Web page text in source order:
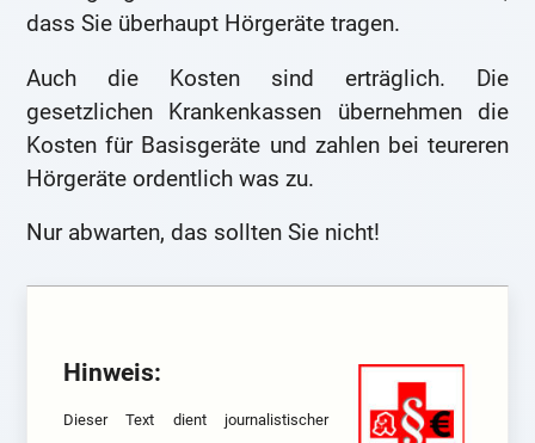
dass Sie überhaupt Hörgeräte tragen.
Auch die Kosten sind erträglich. Die
gesetzlichen Krankenkassen übernehmen die
Kosten für Basisgeräte und zahlen bei teureren
Hörgeräte ordentlich was zu.
Nur abwarten, das sollten Sie nicht!
Hinweis:
Dieser Text dient journalistischer